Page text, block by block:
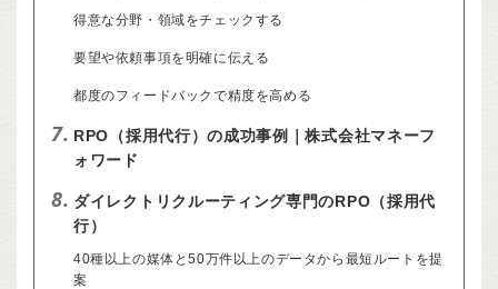
得意な分野・領域をチェックする
要望や依頼事項を明確に伝える
都度のフィードバックで精度を高める
7. RPO（採用代行）の成功事例｜株式会社マネーフ
ォワード
8. ダイレクトリクルーティング専門のRPO（採用代
行）
40種以上の媒体と50万件以上のデータから最短ルートを提
案